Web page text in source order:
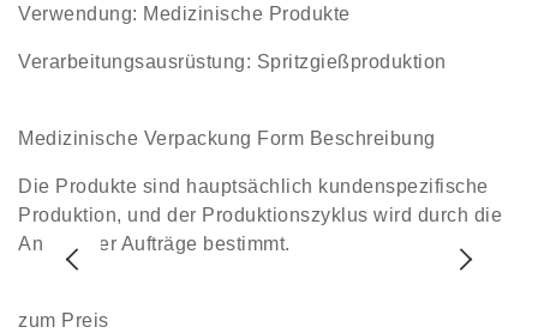
Verwendung: Medizinische Produkte
Verarbeitungsausrüstung: Spritzgießproduktion
Medizinische Verpackung Form Beschreibung
Die Produkte sind hauptsächlich kundenspezifische
Produktion, und der Produktionszyklus wird durch die
Anzahl der Aufträge bestimmt.
zum Preis